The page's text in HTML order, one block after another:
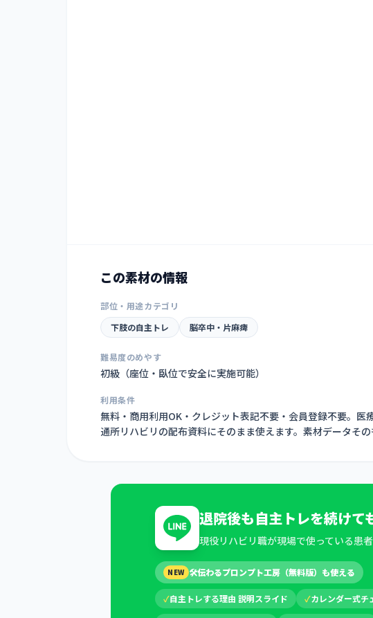
この素材の情報
部位・用途カテゴリ
下肢の自主トレ
脳卒中・片麻痺
難易度のめやす
初級（座位・臥位で安全に実施可能）
利用条件
無料・商用利用OK・クレジット表記不要・会員登録不要。
通所リハビリの配布資料にそのまま使えます。素材データそ
退院後も自主トレを続けて
現役リハビリ職が現場で使っている患
NEW 🛠伝わるプロンプト工房（無料版）も使える
✓自主トレする理由 説明スライド ✓カレンダー式チ